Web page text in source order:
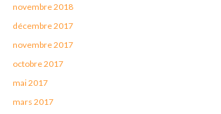
novembre 2018
décembre 2017
novembre 2017
octobre 2017
mai 2017
mars 2017